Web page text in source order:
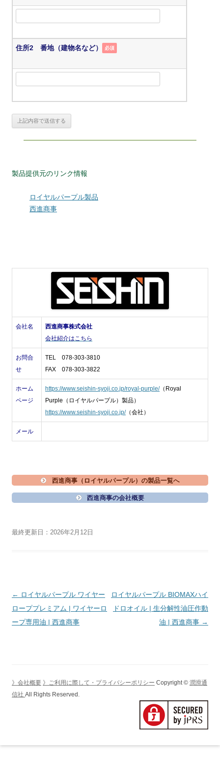
住所2 番地（建物名など） 必須
製品提供元のリンク情報
ロイヤルパープル製品
西進商事
会社名
西進商事株式会社
会社紹介はこちら
お問合
せ
TEL 078-303-3810
FAX 078-303-3822
ホーム
ページ
https://www.seishin-syoji.co.jp/royal-purple/（Royal
Purple（ロイヤルパープル）製品）
https://www.seishin-syoji.co.jp/（会社）
メール
西進商事（ロイヤルパープル）の製品一覧へ
西進商事の会社概要
最終更新日：2026年2月12日
投
稿
ナ
ョ
← ロイヤルパープル ワイヤー
ローププレミアム | ワイヤーロ
ープ専用油 | 西進商事
ロイヤルパープル BIOMAXハイ
ドロオイル | 生分解性油圧作動
油 | 西進商事 →
》会社概要 》ご利用に際して・プライバシーポリシー Copyright © 潤滑通
信社 All Rights Reserved.